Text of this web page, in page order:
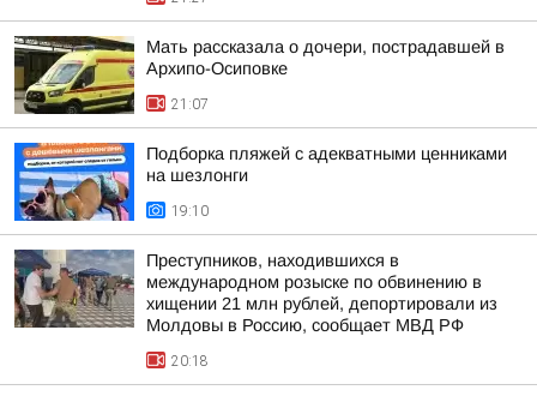
Мать рассказала о дочери, пострадавшей в
Архипо-Осиповке
21:07
Подборка пляжей с адекватными ценниками
на шезлонги
19:10
Преступников, находившихся в
международном розыске по обвинению в
хищении 21 млн рублей, депортировали из
Молдовы в Россию, сообщает МВД РФ
20:18